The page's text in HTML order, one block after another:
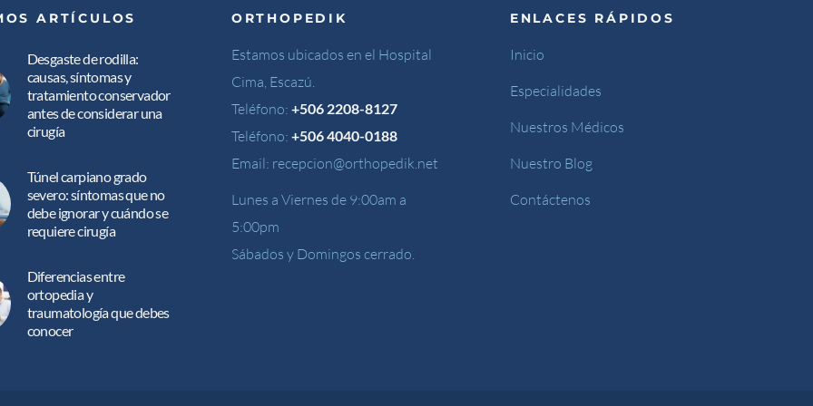
ARTÍCULOS
Desgaste de rodilla:
causas, síntomas y
tratamiento conservador
antes de considerar una
cirugía
Túnel carpiano grado
severo: síntomas que no
debe ignorar y cuándo se
requiere cirugía
Diferencias entre
ortopedia y
traumatología que debes
conocer
ORTHOPEDIK
Estamos ubicados en el Hospital
Cima, Escazú.
Teléfono: +506 2208-8127
Teléfono: +506 4040-0188
Email: recepcion@orthopedik.net
Lunes a Viernes de 9:00am a
5:00pm
Sábados y Domingos cerrado.
ENLACES RÁPIDOS
Inicio
Especialidades
Nuestros Médicos
Nuestro Blog
Contáctenos